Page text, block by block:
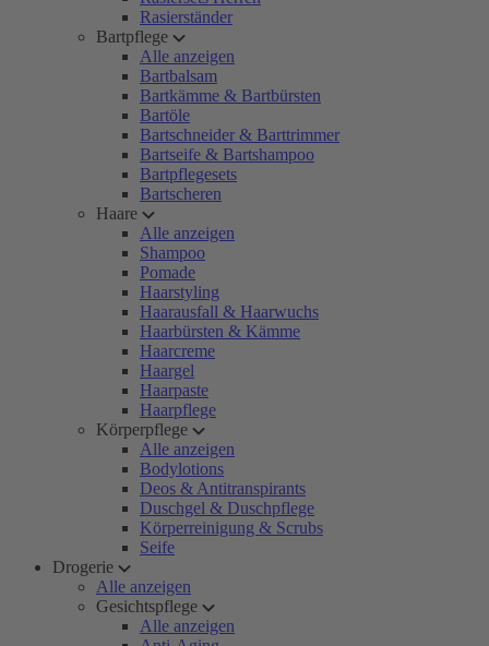
Rasierständer
Bartpflege
Alle anzeigen
Bartbalsam
Bartkämme & Bartbürsten
Bartöle
Bartschneider & Barttrimmer
Bartseife & Bartshampoo
Bartpflegesets
Bartscheren
Haare
Alle anzeigen
Shampoo
Pomade
Haarstyling
Haarausfall & Haarwuchs
Haarbürsten & Kämme
Haarcreme
Haargel
Haarpaste
Haarpflege
Körperpflege
Alle anzeigen
Bodylotions
Deos & Antitranspirants
Duschgel & Duschpflege
Körperreinigung & Scrubs
Seife
Drogerie
Alle anzeigen
Gesichtspflege
Alle anzeigen